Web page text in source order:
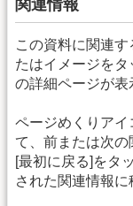
関連情報
この資料に関連
たはイメージを
の詳細ページが表
ページめくりアイ
て、前または次の
[最初に戻る]をタ
された関連情報に